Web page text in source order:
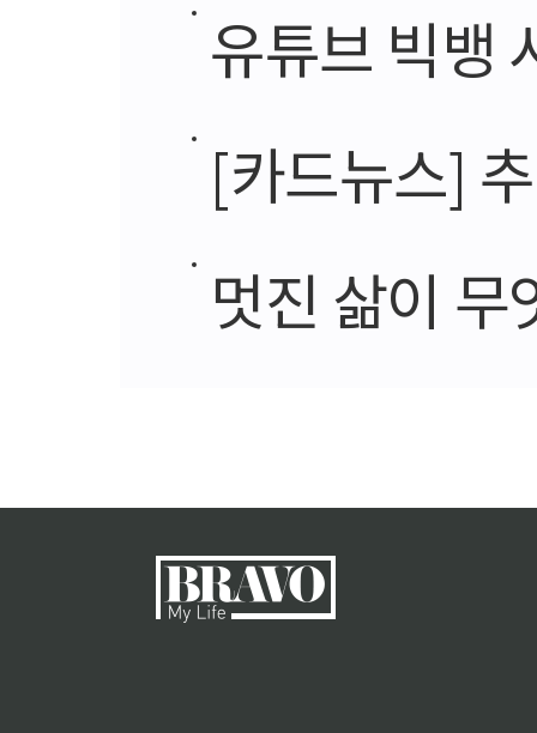
유튜브 빅뱅
[카드뉴스] 추석
멋진 삶이 무